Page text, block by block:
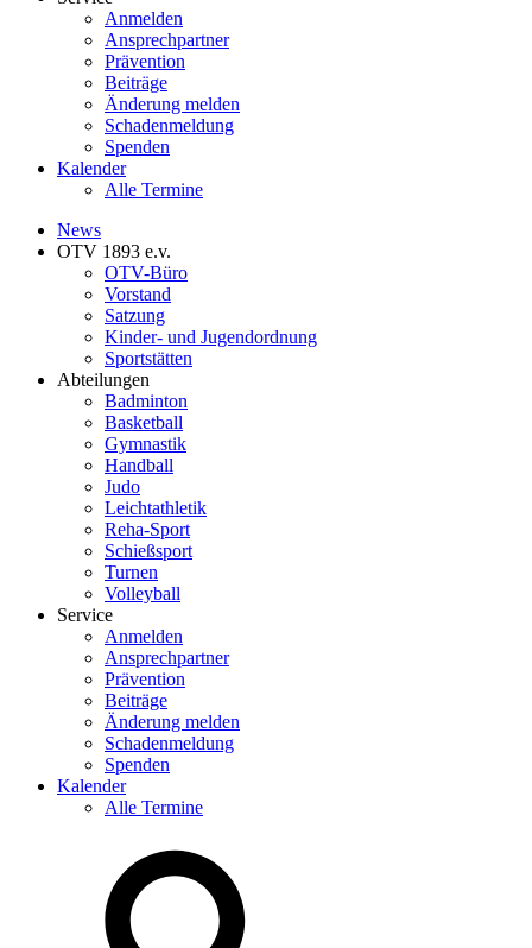
Anmelden
Ansprechpartner
Prävention
Beiträge
Änderung melden
Schadenmeldung
Spenden
Kalender
Alle Termine
News
OTV 1893 e.v.
OTV-Büro
Vorstand
Satzung
Kinder- und Jugendordnung
Sportstätten
Abteilungen
Badminton
Basketball
Gymnastik
Handball
Judo
Leichtathletik
Reha-Sport
Schießsport
Turnen
Volleyball
Service
Anmelden
Ansprechpartner
Prävention
Beiträge
Änderung melden
Schadenmeldung
Spenden
Kalender
Alle Termine